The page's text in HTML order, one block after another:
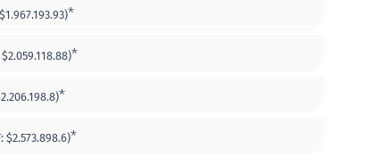
$1.967.193.93)*
$2.059.118.88)*
*
$2.573.898.6)*